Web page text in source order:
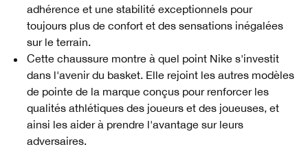
adhérence et une stabilité exceptionnels pour
toujours plus de confort et des sensations inégalées
sur le terrain.
Cette chaussure montre à quel point Nike s'investit
dans l'avenir du basket. Elle rejoint les autres modèles
de pointe de la marque conçus pour renforcer les
qualités athlétiques des joueurs et des joueuses, et
ainsi les aider à prendre l'avantage sur leurs
adversaires.